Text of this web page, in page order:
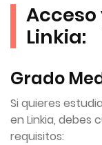
Linkia:
Grado
Si quieres
en Linkia, debes
requisitos: